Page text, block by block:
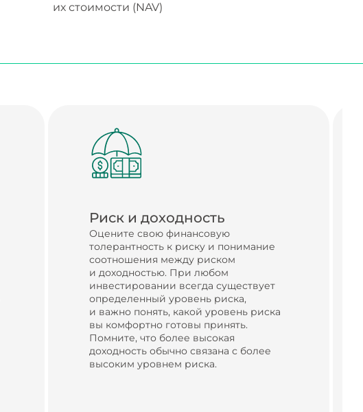
их стоимости (NAV)
Риск и доходность
Оцените свою финансовую
толерантность к риску и понимание
соотношения между риском
и доходностью. При любом
инвестировании всегда существует
определенный уровень риска,
и важно понять, какой уровень риска
вы комфортно готовы принять.
Помните, что более высокая
доходность обычно связана с более
высоким уровнем риска.